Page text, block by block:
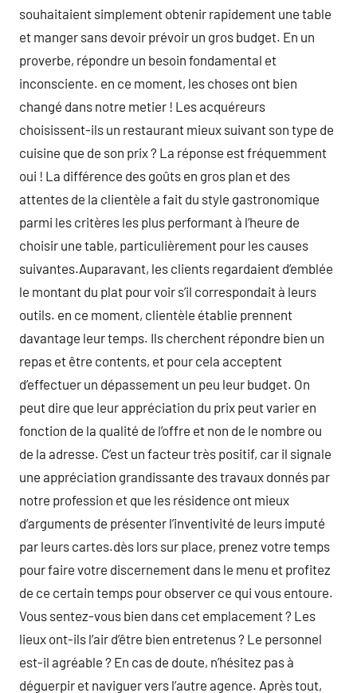
souhaitaient simplement obtenir rapidement une table
et manger sans devoir prévoir un gros budget. En un
proverbe, répondre un besoin fondamental et
inconsciente. en ce moment, les choses ont bien
changé dans notre metier ! Les acquéreurs
choisissent-ils un restaurant mieux suivant son type de
cuisine que de son prix ? La réponse est fréquemment
oui ! La différence des goûts en gros plan et des
attentes de la clientèle a fait du style gastronomique
parmi les critères les plus performant à l’heure de
choisir une table, particulièrement pour les causes
suivantes.Auparavant, les clients regardaient d’emblée
le montant du plat pour voir s’il correspondait à leurs
outils. en ce moment, clientèle établie prennent
davantage leur temps. Ils cherchent répondre bien un
repas et être contents, et pour cela acceptent
d’effectuer un dépassement un peu leur budget. On
peut dire que leur appréciation du prix peut varier en
fonction de la qualité de l’offre et non de le nombre ou
de la adresse. C’est un facteur très positif, car il signale
une appréciation grandissante des travaux donnés par
notre profession et que les résidence ont mieux
d’arguments de présenter l’inventivité de leurs imputé
par leurs cartes.dès lors sur place, prenez votre temps
pour faire votre discernement dans le menu et profitez
de ce certain temps pour observer ce qui vous entoure.
Vous sentez-vous bien dans cet emplacement ? Les
lieux ont-ils l’air d’être bien entretenus ? Le personnel
est-il agréable ? En cas de doute, n’hésitez pas à
déguerpir et naviguer vers l’autre agence. Après tout,